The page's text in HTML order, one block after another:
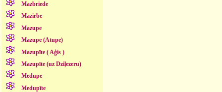
Mazbriede
Mazirbe
Mazupe
Mazupe (Atupe)
Mazupīte ( Aģis )
Mazupīte (uz Dziļezeru)
Medupe
Medupīte